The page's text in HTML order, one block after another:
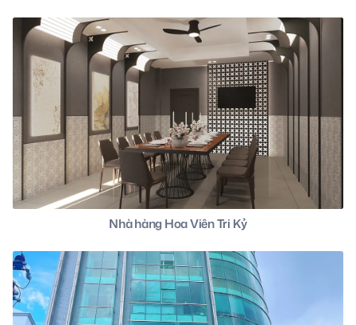
Nhà hàng Hoa Viên Tri Kỷ